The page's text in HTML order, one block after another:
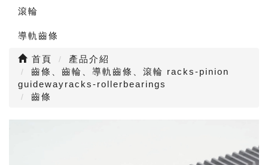
滾輪
導軌齒條
首頁
產品介紹
齒條、齒輪、導軌齒條、滾輪 racks-pinion
guidewayracks-rollerbearings
齒條